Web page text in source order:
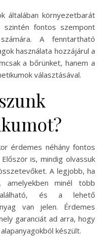
általában környezetbarát
szintén fontos szempont
A fenntartható
használata hozzájárul a
a bőrünket, hanem a
választásával.
érdemes néhány fontos
is, mindig olvassuk
A legjobb, ha
amelyekben minél több
és a lehető
van jelen. Érdemes
garanciát ad arra, hogy
készült.